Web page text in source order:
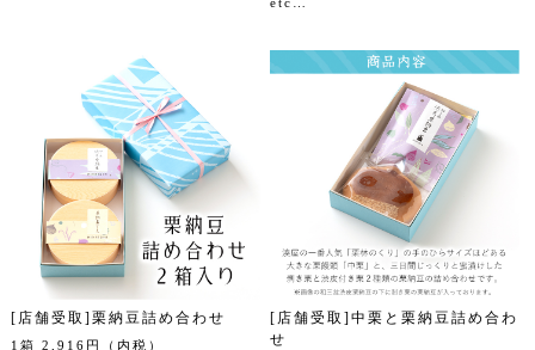
[店舗受取]栗納豆詰め合わせ
1箱 2,916円（内税）
[店舗受取]中栗と栗納豆詰め合わ
せ